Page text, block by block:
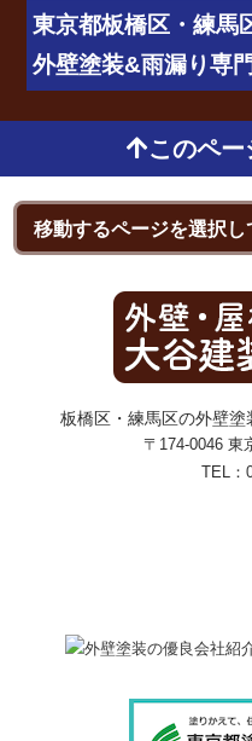
東京都板橋区・練馬
外壁塗装&雨漏り専
このペー
板橋区・練馬区の外壁
〒174-0046 東
TEL：